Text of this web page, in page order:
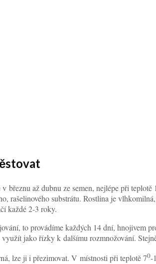
březnu až dubnu ze semen, nejlépe při teplotě
rašelinového substrátu. Rostlina je
každé 2-3 roky.
to provádíme každých 14 dní, hnojivem
jako řízky k dalšímu rozmnožování.
lze ji i přezimovat. V místnosti při teplotě 70-